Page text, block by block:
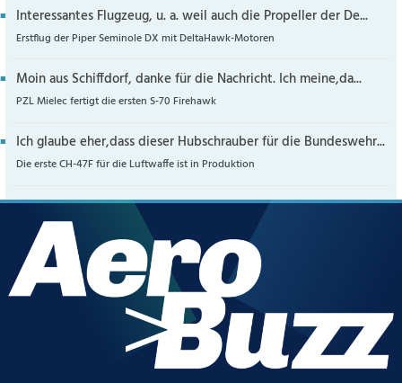
Interessantes Flugzeug, u. a. weil auch die Propeller der De...
Erstflug der Piper Seminole DX mit DeltaHawk-Motoren
Moin aus Schiffdorf, danke für die Nachricht. Ich meine,da...
PZL Mielec fertigt die ersten S-70 Firehawk
Ich glaube eher,dass dieser Hubschrauber für die Bundeswehr...
Die erste CH-47F für die Luftwaffe ist in Produktion